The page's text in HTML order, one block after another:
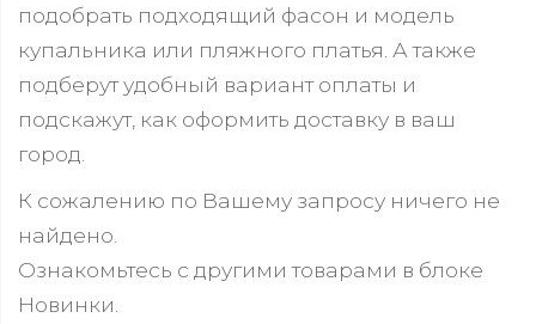
подобрать подходящий фасон и модель
купальника или пляжного платья. А также
подберут удобный вариант оплаты и
подскажут, как оформить доставку в ваш
город.
К сожалению по Вашему запросу ничего не
найдено.
Ознакомьтесь с другими товарами в блоке
Новинки.